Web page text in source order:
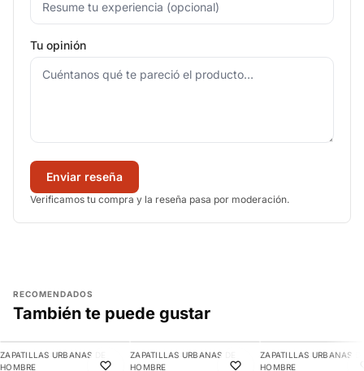
Tu opinión
Enviar reseña
Verificamos tu compra y la reseña pasa por moderación.
RECOMENDADOS
También te puede gustar
-10%
AGREGAR
ZAPATILLAS URBANAS DE
HOMBRE
-11%
AGREGAR
ZAPATILLAS URBANAS DE
HOMBRE
-7%
ZAPATILLAS URBANAS
HOMBRE